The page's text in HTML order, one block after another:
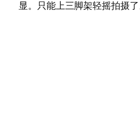
显。只能上三脚架轻摇拍摄